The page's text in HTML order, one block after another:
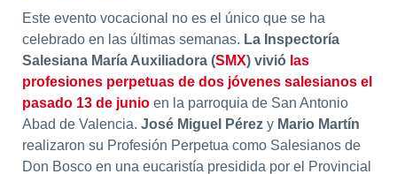
Este evento vocacional no es el único que se ha
celebrado en las últimas semanas. La Inspectoría
Salesiana María Auxiliadora (SMX) vivió las
profesiones perpetuas de dos jóvenes salesianos el
pasado 13 de junioen la parroquia de San Antonio
Abad de Valencia. José Miguel Pérezy Mario Martín
realizaron su Profesión Perpetua como Salesianos de
Don Bosco en una eucaristía presidida por el Provincial